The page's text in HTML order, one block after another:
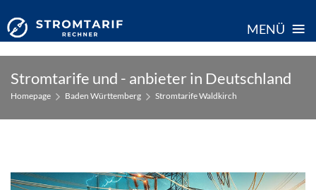
MENÜ ≡
content
Stromtarife und - anbieter in Deutschland
Homepage Baden Württemberg Stromtarife Waldkirch